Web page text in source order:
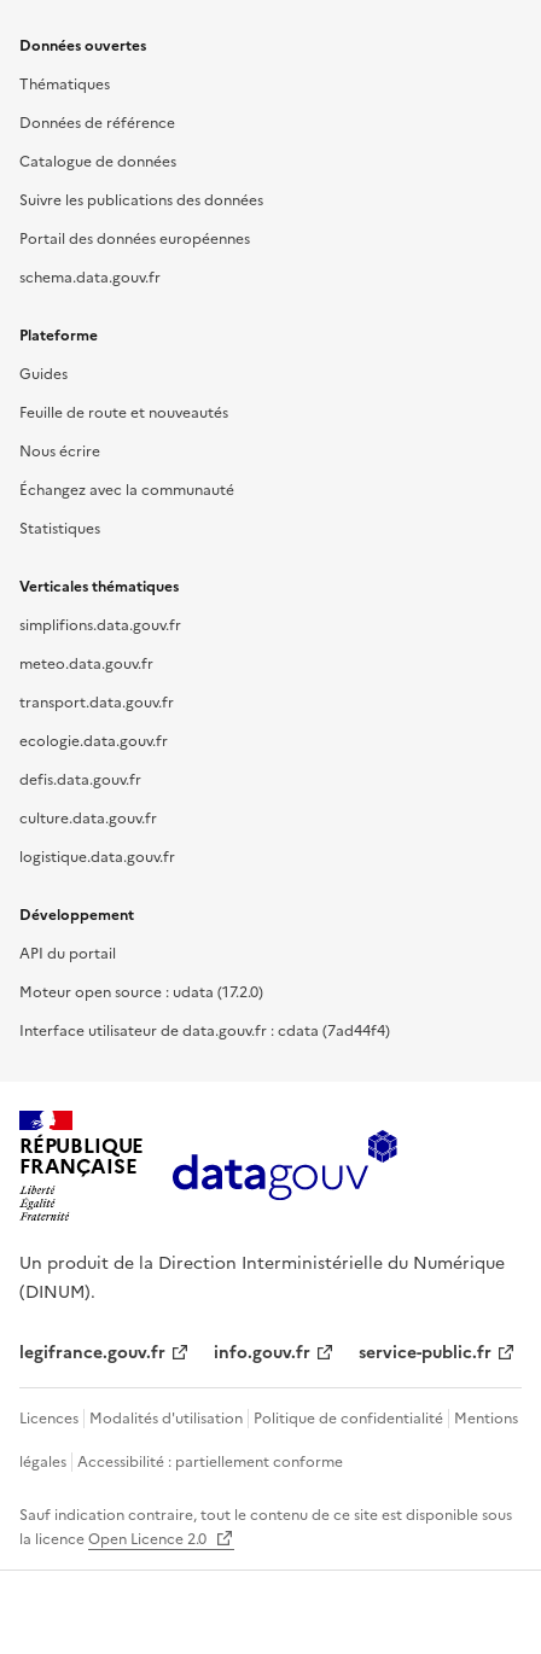
Données ouvertes
Thématiques
Données de référence
Catalogue de données
Suivre les publications des données
Portail des données européennes
schema.data.gouv.fr
Plateforme
Guides
Feuille de route et nouveautés
Nous écrire
Échangez avec la communauté
Statistiques
Verticales thématiques
simplifions.data.gouv.fr
meteo.data.gouv.fr
transport.data.gouv.fr
ecologie.data.gouv.fr
defis.data.gouv.fr
culture.data.gouv.fr
logistique.data.gouv.fr
Développement
API du portail
Moteur open source : udata (17.2.0)
Interface utilisateur de data.gouv.fr : cdata (7ad44f4)
RÉPUBLIQUE
FRANÇAISE
Un produit de la Direction Interministérielle du Numérique
(DINUM).
legifrance.gouv.fr info.gouv.fr service-public.fr
Licences Modalités d'utilisation Politique de confidentialité Mentions
légales Accessibilité : partiellement conforme
Sauf indication contraire, tout le contenu de ce site est disponible sous
la licenceOpen Licence 2.0